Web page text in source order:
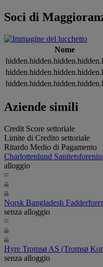
Soci di
Nome
Aziende simili
Credit Score settoriale
Limite di Credito settoriale
Ritardo Medio di Pagamento
Charlottenlund
alloggio
Norsk Bangladesh
senza alloggio
Hyre Tromsø AS (Tromsø
senza alloggio